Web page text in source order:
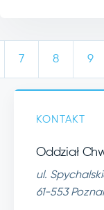
7 8 9
KONTAKT
Oddział
ul.
61-553